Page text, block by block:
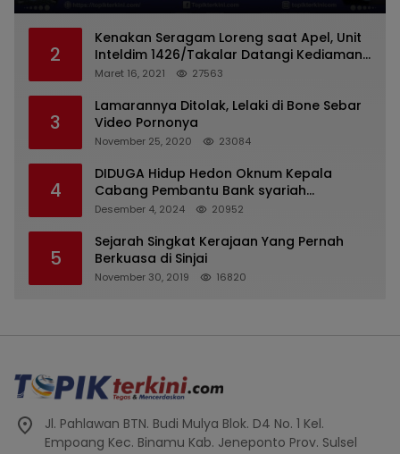
2
Kenakan Seragam Loreng saat Apel, Unit
Inteldim 1426/Takalar Datangi Kediaman
Kasatpol PP
Maret 16, 2021 27563
3
Lamarannya Ditolak, Lelaki di Bone Sebar
Video Pornonya
November 25, 2020 23084
4
DIDUGA Hidup Hedon Oknum Kepala
Cabang Pembantu Bank syariah
Indonesia Unit Hasan Basri di Banjarmasin
Milyaran Rupiah dan Bilyet Giro Tidak
Terdaftar, OJK Kalsel : Bertemu Tanggal 11
Desember 4, 2024 20952
5
Sejarah Singkat Kerajaan Yang Pernah
Berkuasa di Sinjai
November 30, 2019 16820
Jl. Pahlawan BTN. Budi Mulya Blok. D4 No. 1 Kel.
Empoang Kec. Binamu Kab. Jeneponto Prov. Sulsel